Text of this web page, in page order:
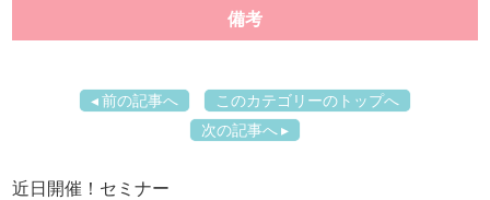
備考
前の記事へ
このカテゴリーのトップへ
次の記事へ
近日開催！セミナー